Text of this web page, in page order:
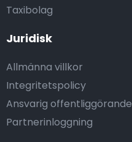
Taxibolag
Juridisk
Allmänna villkor
Integritetspolicy
Ansvarig offentliggörande
Partnerinloggning